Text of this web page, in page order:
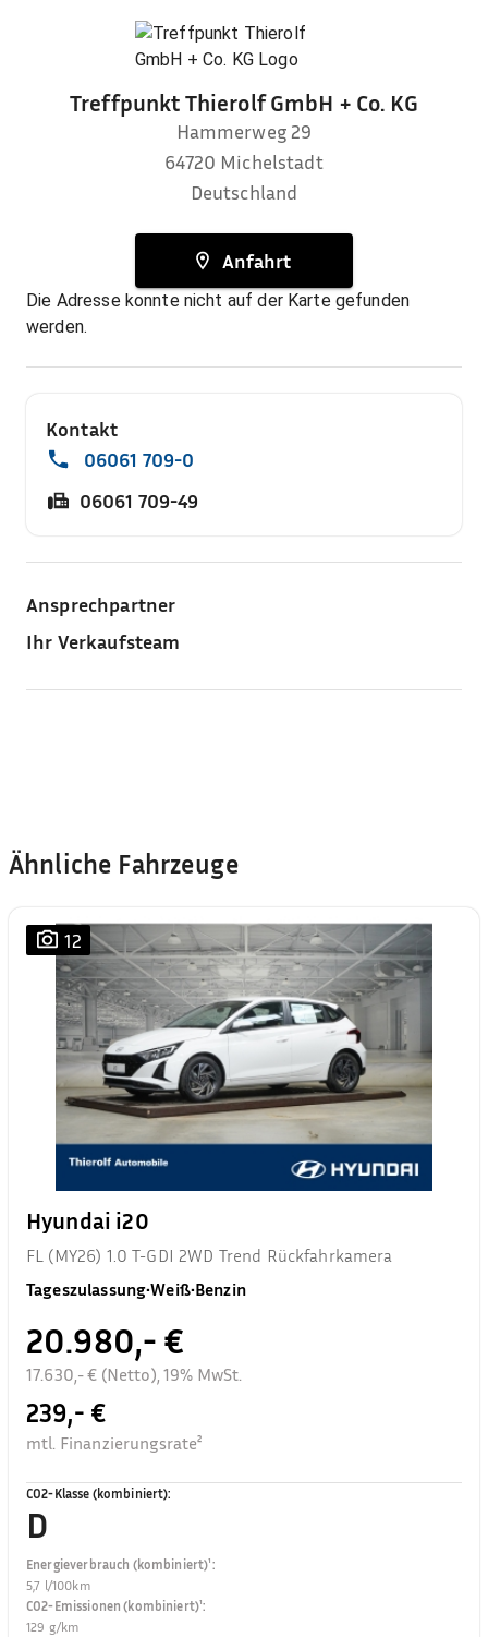
Treffpunkt Thierolf GmbH + Co. KG
Hammerweg 29
64720 Michelstadt
Deutschland
Anfahrt
Die Adresse konnte nicht auf der Karte gefunden
werden.
Kontakt
06061 709-0
06061 709-49
Ansprechpartner
Ihr Verkaufsteam
Ähnliche Fahrzeuge
12
Hyundai i20
FL (MY26) 1.0 T-GDI 2WD Trend Rückfahrkamera
Tageszulassung•Weiß•Benzin
20.980,- €
17.630,- € (Netto), 19% MwSt.
239,- €
mtl. Finanzierungsrate²
CO2-Klasse (kombiniert):
D
Energieverbrauch (kombiniert)¹:
5,7 l/100km
CO2-Emissionen (kombiniert)¹:
129 g/km